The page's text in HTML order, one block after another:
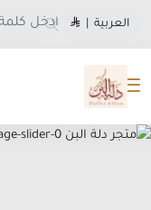
العربية
متجر دلة البن